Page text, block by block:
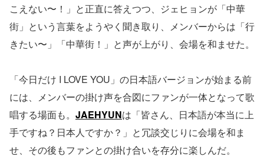
こえない〜！」と正直に答えつつ、ジェヒョンが「中華
街」という言葉をようやく聞き取り、メンバーからは「行
きたい〜」「中華街！」と声が上がり、会場を和ませた。
「今日だけ I LOVE YOU」の日本語バージョンが始まる前
には、メンバーの掛け声を合図にファンが一体となって歌
唱する場面も。 JAEHYUNは「皆さん、日本語が本当に上
手ですね？日本人ですか？」と冗談交じりに会場を和ま
せ、その後もファンとの掛け合いを存分に楽しんだ。